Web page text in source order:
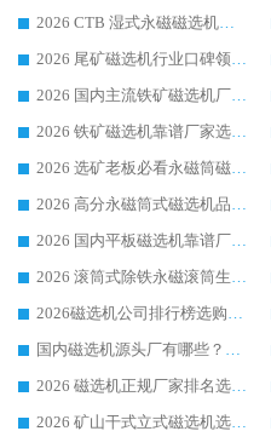
2026 CTB 湿式永磁磁选机选购指南|行业口碑良好品牌推荐，领域强者华体会手机网页版-华体会(中国)
2026 尾矿磁选机行业口碑领域强者，源头直供国内主流厂家华体会手机网页版-华体会(中国) 一站式服务
2026 国内主流铁矿磁选机厂家选购指南|行业口碑好品牌推荐，领域强者华体会手机网页版-华体会(中国)
2026 铁矿磁选机靠谱厂家选购指南，领域强者华体会手机网页版-华体会(中国) 铁矿磁选机性价比高
2026 选矿老板必看永磁筒磁选机推荐 行业头部品牌口碑设备选购全攻略
2026 高分永磁筒式磁选机品牌推荐 选矿设备强者对比测评采购避坑全攻略
2026 国内平板磁选机靠谱厂家排名 行业实测口碑设备按需选购全指南
2026 滚筒式除铁永磁滚筒生产厂家推荐排名|行业口碑选购指南，领域强者源头厂商精选
2026磁选机公司排行榜选购指南|正规源头厂家推荐，领域强者高性价比靠谱信赖品牌
国内磁选机源头厂有哪些？2026 综合实力排名与采购避坑技巧
2026 磁选机正规厂家排名选购指南|行业口碑信赖品牌推荐性价比高靠谱磁电企业
2026 矿山干式立式磁选机选型攻略 梳理深耕磁电装备多年靠谱生产厂商